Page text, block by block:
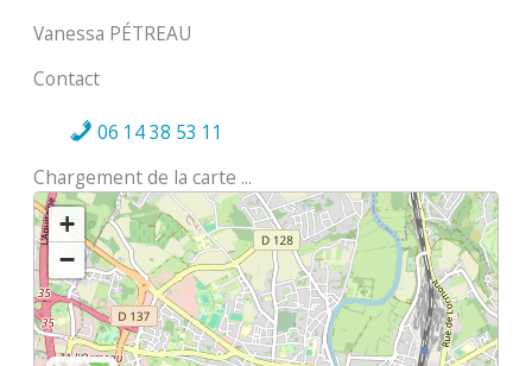
Vanessa PÉTREAU
Contact
06 14 38 53 11
Chargement de la carte ...
+
−